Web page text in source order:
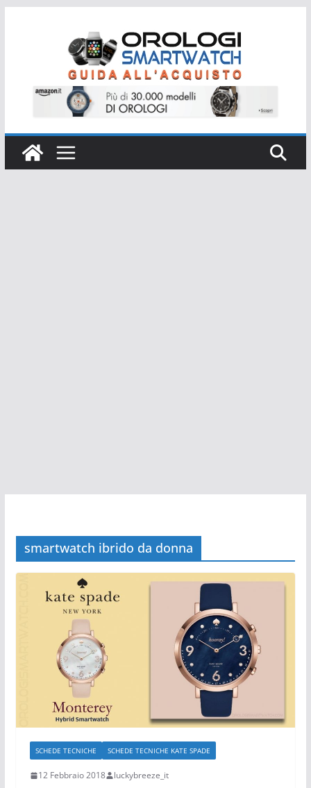
smartwatch ibrido da donna
SCHEDE TECNICHE SCHEDE TECNICHE KATE SPADE
12 Febbraio 2018 luckybreeze_it